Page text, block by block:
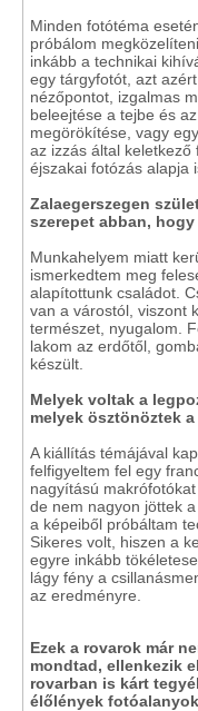
Minden fotótéma
próbálom
inkább a technikai
egy tárgyfotót, azt
nézőpontot, izgalmas
beleejtése a tejbe és
megörökítése, vagy
az izzás által
éjszakai fotózás alapja
Zalaegerszegen
szerepet abban,
Munkahelyem miatt
ismerkedtem meg
alapítottunk családot.
van a várostól, viszont
természet, nyugalom.
lakom az erdőtől,
készült.
Melyek voltak a
melyek ösztönöztek
A kiállítás témájával
felfigyeltem fel egy
nagyítású
de nem nagyon jöttek
a képeiből próbáltam
Sikeres volt, hiszen a
egyre inkább
lágy fény a
az eredményre.
Ezek a rovarok már
mondtad, ellenkezik
rovarban is kárt
élőlények